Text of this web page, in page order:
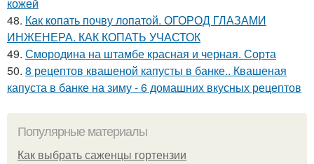
кожей
48. Как копать почву лопатой. ОГОРОД ГЛАЗАМИ
ИНЖЕНЕРА. КАК КОПАТЬ УЧАСТОК
49. Смородина на штамбе красная и черная. Сорта
50. 8 рецептов квашеной капусты в банке.. Квашеная
капуста в банке на зиму - 6 домашних вкусных рецептов
Популярные материалы
Как выбрать саженцы гортензии